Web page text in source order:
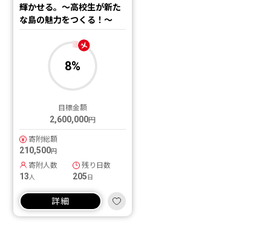
輝かせる。～高校生が新た
な島の魅力をつくる！～
寄附総額
210,500円
寄附人数
13 人
残り日数
205 日
8%
目標金額
2,600,000円
詳細